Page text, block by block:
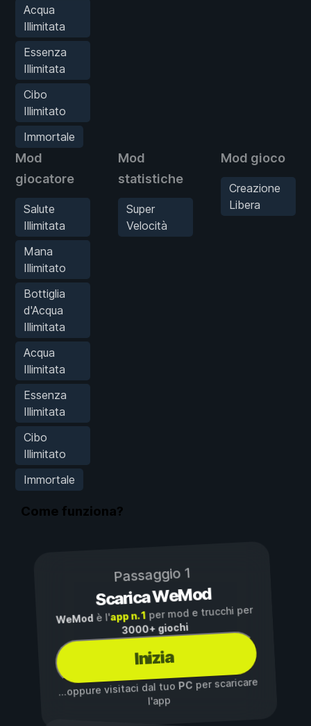
Acqua
Illimitata
Essenza
Illimitata
Cibo
Illimitato
Immortale
Mod
giocatore
Salute
Illimitata
Mana
Illimitato
Bottiglia
d'Acqua
Illimitata
Acqua
Illimitata
Essenza
Illimitata
Cibo
Illimitato
Immortale
Mod
statistiche
Super
Velocità
Mod gioco
Creazione
Libera
Come funziona?
Passaggio 1
Scarica WeMod
WeMod è l'app n. 1per mod e trucchi per
3000+ giochi
Inizia
...oppure visitaci dal tuoPC per scaricare
l'app